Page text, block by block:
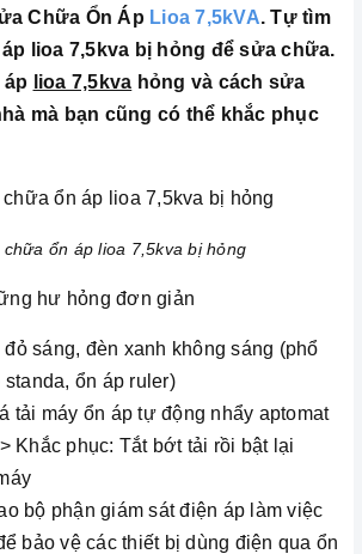
Chữa Ổn Áp Lioa 7,5kVA. Tự tìm
lioa 7,5kva bị hỏng để sửa chữa.
áp
lioa 7,5kva hỏng và cách sửa
mà bạn cũng có thể khắc phục
ổn áp lioa 7,5kva bị hỏng
hư hỏng đơn giản
sáng, đèn xanh không sáng (phổ
ổn áp ruler)
tải máy ổn áp tự động nhẩy aptomat
Khắc phục: Tắt bớt tải rồi bật lại
bộ phận giám sát điện áp làm việc
bảo vệ các thiết bị dùng điện qua ổn